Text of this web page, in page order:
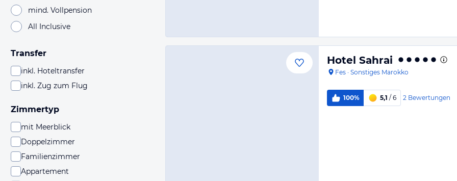
mind. Vollpension
All Inclusive
Transfer
inkl. Hoteltransfer
inkl. Zug zum Flug
Zimmertyp
mit Meerblick
Doppelzimmer
Familienzimmer
Appartement
Hotel Sahrai
Fes · Sonstiges Marokko
100% 5,1 / 6 2 Bewertungen